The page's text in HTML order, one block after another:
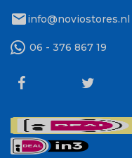
mailinfo@noviostores.nl
06 - 376 867 19